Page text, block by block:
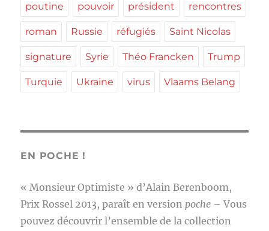
poutine pouvoir président rencontres
roman Russie réfugiés Saint Nicolas
signature Syrie Théo Francken Trump
Turquie Ukraine virus Vlaams Belang
EN POCHE !
« Monsieur Optimiste » d’Alain Berenboom,
Prix Rossel 2013, paraît en version poche – Vous
pouvez découvrir l’ensemble de la collection